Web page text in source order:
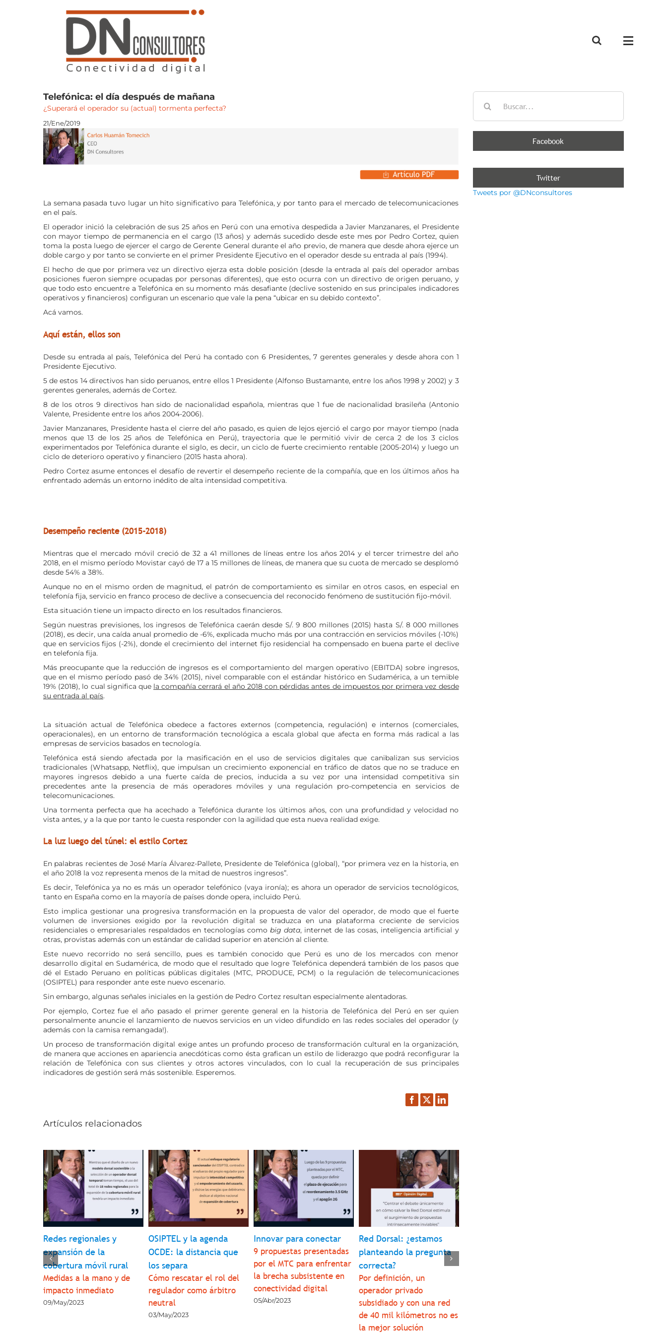
Telefónica: el día después de mañana
¿Superará el operador su (actual) tormenta perfecta?
21/Ene/2019
La semana pasada tuvo lugar un hito significativo para Telefónica, y por tanto para el mercado de telecomunicaciones
en el país.
El operador inició la celebración de sus 25 años en Perú con una emotiva despedida a Javier Manzanares, el Presidente
con mayor tiempo de permanencia en el cargo (13 años) y además sucedido desde este mes por Pedro Cortez, quien
toma la posta luego de ejercer el cargo de Gerente General durante el año previo, de manera que desde ahora ejerce un
doble cargo y por tanto se convierte en el primer Presidente Ejecutivo en el operador desde su entrada al país (1994).
El hecho de que por primera vez un directivo ejerza esta doble posición (desde la entrada al país del operador ambas
posiciones fueron siempre ocupadas por personas diferentes), que esto ocurra con un directivo de origen peruano, y
que todo esto encuentre a Telefónica en su momento más desafiante (declive sostenido en sus principales indicadores
operativos y financieros) configuran un escenario que vale la pena “ubicar en su debido contexto”.
Acá vamos.
Aquí están, ellos son
Desde su entrada al país, Telefónica del Perú ha contado con 6 Presidentes, 7 gerentes generales y desde ahora con 1
Presidente Ejecutivo.
5 de estos 14 directivos han sido peruanos, entre ellos 1 Presidente (Alfonso Bustamante, entre los años 1998 y 2002) y 3
gerentes generales, además de Cortez.
8 de los otros 9 directivos han sido de nacionalidad española, mientras que 1 fue de nacionalidad brasileña (Antonio
Valente, Presidente entre los años 2004-2006).
Javier Manzanares, Presidente hasta el cierre del año pasado, es quien de lejos ejerció el cargo por mayor tiempo (nada
menos que 13 de los 25 años de Telefónica en Perú), trayectoria que le permitió vivir de cerca 2 de los 3 ciclos
experimentados por Telefónica durante el siglo, es decir, un ciclo de fuerte crecimiento rentable (2005-2014) y luego un
ciclo de deterioro operativo y financiero (2015 hasta ahora).
Pedro Cortez asume entonces el desafío de revertir el desempeño reciente de la compañía, que en los últimos años ha
enfrentado además un entorno inédito de alta intensidad competitiva.
Desempeño reciente (2015-2018)
Mientras que el mercado móvil creció de 32 a 41 millones de líneas entre los años 2014 y el tercer trimestre del año
2018, en el mismo período Movistar cayó de 17 a 15 millones de líneas, de manera que su cuota de mercado se desplomó
desde 54% a 38%.
Aunque no en el mismo orden de magnitud, el patrón de comportamiento es similar en otros casos, en especial en
telefonía fija, servicio en franco proceso de declive a consecuencia del reconocido fenómeno de sustitución fijo-móvil.
Esta situación tiene un impacto directo en los resultados financieros.
Según nuestras previsiones, los ingresos de Telefónica caerán desde S/. 9 800 millones (2015) hasta S/. 8 000 millones
(2018), es decir, una caída anual promedio de -6%, explicada mucho más por una contracción en servicios móviles (-10%)
que en servicios fijos (-2%), donde el crecimiento del internet fijo residencial ha compensado en buena parte el declive
en telefonía fija.
Más preocupante que la reducción de ingresos es el comportamiento del margen operativo (EBITDA) sobre ingresos,
que en el mismo período pasó de 34% (2015), nivel comparable con el estándar histórico en Sudamérica, a un temible
19% (2018), lo cual significa que la compañía cerrará el año 2018 con pérdidas antes de impuestos por primera vez desde
su entrada al país.
La situación actual de Telefónica obedece a factores externos (competencia, regulación) e internos (comerciales,
operacionales), en un entorno de transformación tecnológica a escala global que afecta en forma más radical a las
empresas de servicios basados en tecnología.
Telefónica está siendo afectada por la masificación en el uso de servicios digitales que canibalizan sus servicios
tradicionales (Whatsapp, Netflix), que impulsan un crecimiento exponencial en tráfico de datos que no se traduce en
mayores ingresos debido a una fuerte caída de precios, inducida a su vez por una intensidad competitiva sin
precedentes ante la presencia de más operadores móviles y una regulación pro-competencia en servicios de
telecomunicaciones.
Una tormenta perfecta que ha acechado a Telefónica durante los últimos años, con una profundidad y velocidad no
vista antes, y a la que por tanto le cuesta responder con la agilidad que esta nueva realidad exige.
La luz luego del túnel: el estilo Cortez
En palabras recientes de José María Álvarez-Pallete, Presidente de Telefónica (global), “por primera vez en la historia, en
el año 2018 la voz representa menos de la mitad de nuestros ingresos”.
Es decir, Telefónica ya no es más un operador telefónico (vaya ironía); es ahora un operador de servicios tecnológicos,
tanto en España como en la mayoría de países donde opera, incluido Perú.
Esto implica gestionar una progresiva transformación en la propuesta de valor del operador, de modo que el fuerte
volumen de inversiones exigido por la revolución digital se traduzca en una plataforma creciente de servicios
residenciales o empresariales respaldados en tecnologías como big data, internet de las cosas, inteligencia artificial y
otras, provistas además con un estándar de calidad superior en atención al cliente.
Este nuevo recorrido no será sencillo, pues es también conocido que Perú es uno de los mercados con menor
desarrollo digital en Sudamérica, de modo que el resultado que logre Telefónica dependerá también de los pasos que
dé el Estado Peruano en políticas públicas digitales (MTC, PRODUCE, PCM) o la regulación de telecomunicaciones
(OSIPTEL) para responder ante este nuevo escenario.
Sin embargo, algunas señales iniciales en la gestión de Pedro Cortez resultan especialmente alentadoras.
Por ejemplo, Cortez fue el año pasado el primer gerente general en la historia de Telefónica del Perú en ser quien
personalmente anuncie el lanzamiento de nuevos servicios en un video difundido en las redes sociales del operador (y
además con la camisa remangada!).
Un proceso de transformación digital exige antes un profundo proceso de transformación cultural en la organización,
de manera que acciones en apariencia anecdóticas como ésta grafican un estilo de liderazgo que podrá reconfigurar la
relación de Telefónica con sus clientes y otros actores vinculados, con lo cual la recuperación de sus principales
indicadores de gestión será más sostenible. Esperemos.
Facebook
TwitterLinkedIn
Artículos relacionados
Redes regionales y
expansión de la
cobertura móvil rural
Medidas a la mano y de
impacto inmediato
09/May/2023
OSIPTEL y la agenda
OCDE: la distancia que
los separa
Cómo rescatar el rol del
regulador como árbitro
neutral
03/May/2023
Innovar para conectar
9 propuestas presentadas
por el MTC para enfrentar
la brecha subsistente en
conectividad digital
05/Abr/2023
Red Dorsal: ¿estamos
planteando la pregunta
correcta?
Por definición, un
operador privado
subsidiado y con una red
de 40 mil kilómetros no es
la mejor solución
Buscar:
Facebook
Twitter
Tweets por @DNconsultores